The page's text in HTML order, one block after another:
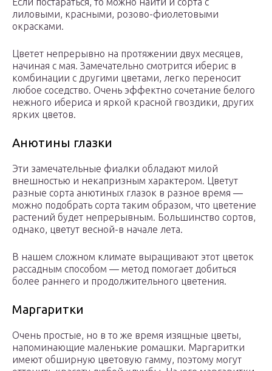
лиловыми, красными, розово-фиолетовыми
окрасками.
Цветет непрерывно на протяжении двух месяцев,
начиная с мая. Замечательно смотрится иберис в
комбинации с другими цветами, легко переносит
любое соседство. Очень эффектно сочетание белого
нежного ибериса и яркой красной гвоздики, других
ярких цветов.
Анютины глазки
Эти замечательные фиалки обладают милой
внешностью и некапризным характером. Цветут
разные сорта анютиных глазок в разное время —
можно подобрать сорта таким образом, что цветение
растений будет непрерывным. Большинство сортов,
однако, цветут весной-в начале лета.
В нашем сложном климате выращивают этот цветок
рассадным способом — метод помогает добиться
более раннего и продолжительного цветения.
Маргаритки
Очень простые, но в то же время изящные цветы,
напоминающие маленькие ромашки. Маргаритки
имеют обширную цветовую гамму, поэтому могут